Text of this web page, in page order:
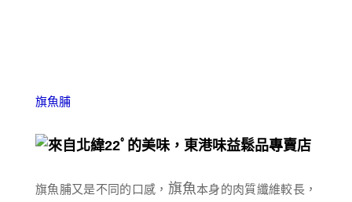
旗魚脯
旗魚脯又是不同的口感， 旗魚本身的肉質纖維較長，